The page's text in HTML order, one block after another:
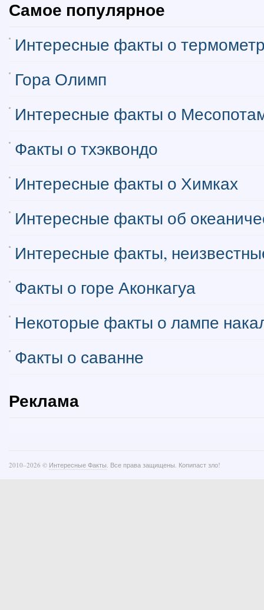
Самое популярное
Интересные факты о
Гора Олимп
Интересные факты о
Факты о тхэквондо
Интересные факты о Химках
Интересные факты об
Интересные факты,
Факты о горе Аконкагуа
Некоторые факты о лампе
Факты о саванне
Реклама
2010–2026 © Интересные Факты. Все права защищены. Копипаст зло!